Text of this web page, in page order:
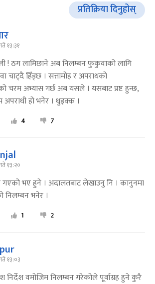
प्रतिक्रिया दिनुहोस्
१३:३१
! ठग लामिछाने अब निलम्बन फुकुवाको लागि
चाट्दै हिँड्छ । सत्तामोह र अपराधको
चरम अभ्यास गर्छ अब यसले । यसबाट प्रष्ट हुन्छ,
अपराधी हो भनेर । थुइक्क ।
4 7
१३:२०
भए हुने । अदालतबाट लेखाउनु नि । कानुनमा
भनेर ।
1 2
१३:०३
वमोजिम निलम्बन गरेकोले पूर्वाग्रह हुने कुरै